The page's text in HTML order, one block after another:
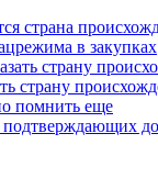
страна
в закупках
страну
страну
помнить еще